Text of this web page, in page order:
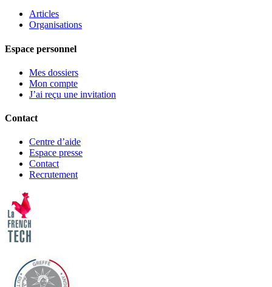
Articles
Organisations
Espace personnel
Mes dossiers
Mon compte
J’ai reçu une invitation
Contact
Centre d’aide
Espace presse
Contact
Recrutement